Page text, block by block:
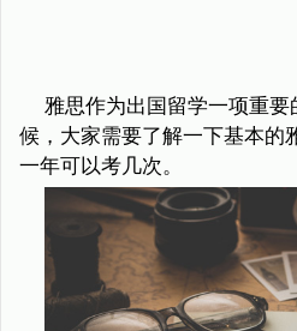
雅思作为出国留学一项重
候，大家需要了解一下基本的
一年可以考几次。